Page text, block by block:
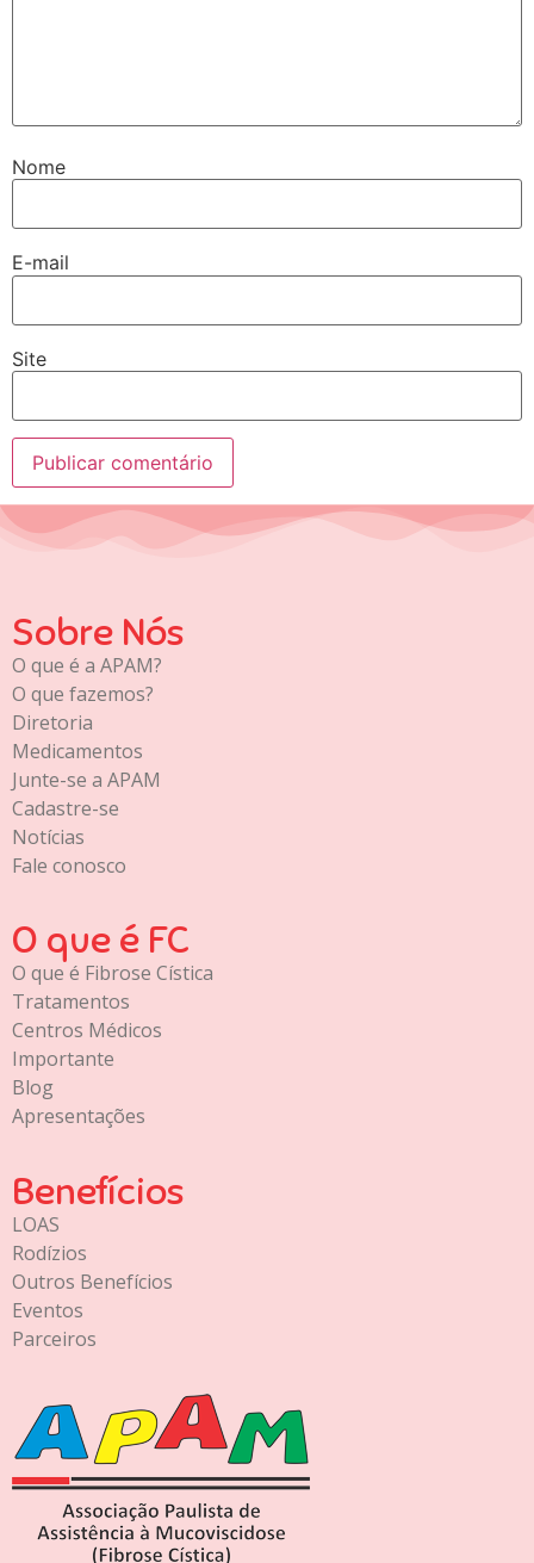
Nome
E-mail
Site
Sobre Nós
O que é a APAM?
O que fazemos?
Diretoria
Medicamentos
Junte-se a APAM
Cadastre-se
Notícias
Fale conosco
O que é FC
O que é Fibrose Cística
Tratamentos
Centros Médicos
Importante
Blog
Apresentações
Benefícios
LOAS
Rodízios
Outros Benefícios
Eventos
Parceiros